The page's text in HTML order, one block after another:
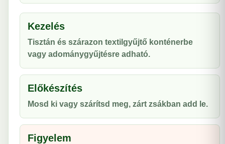
Kezelés
Tisztán és szárazon textilgyűjtő konténerbe
vagy adománygyűjtésre adható.
Előkészítés
Mosd ki vagy szárítsd meg, zárt zsákban add le.
Figyelem